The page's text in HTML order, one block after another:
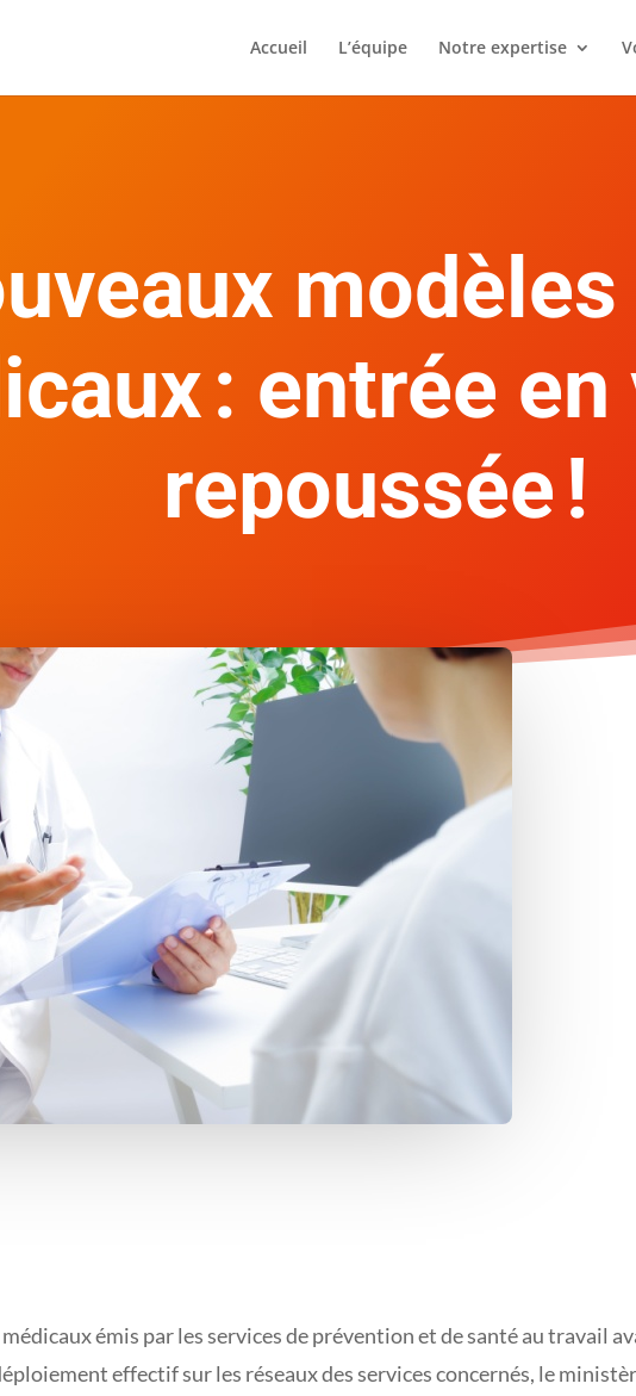
Accueil L’équipe Notre expertise
modèles
: entrée
repoussée !
émis par les services de prévention et de santé au travail
effectif sur les réseaux des services concernés, le